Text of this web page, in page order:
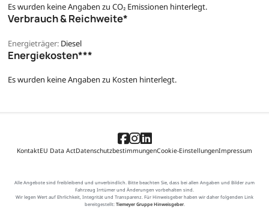
Es wurden keine Angaben zu CO₂ Emissionen hinterlegt.
Verbrauch & Reichweite*
Energieträger: Diesel
Energiekosten***
Es wurden keine Angaben zu Kosten hinterlegt.
KontaktEU Data ActDatenschutzbestimmungenCookie-EinstellungenImpressum
Alle Angebote sind freibleibend und unverbindlich. Bitte beachten Sie, dass bei allen Angaben und Bilder zum
Fahrzeug Irrtümer und Änderungen vorbehalten sind.
Wir legen Wert auf Ehrlichkeit, Integrität und Transparenz. Für Hinweisgeber haben wir daher folgenden Link
bereitgestellt: Tiemeyer Gruppe Hinweisgeber.